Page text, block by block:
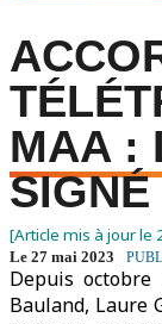
MAA :
Le 27 mai 2023
[Article mis à jour le
Depuis octobre
Bauland, Laure